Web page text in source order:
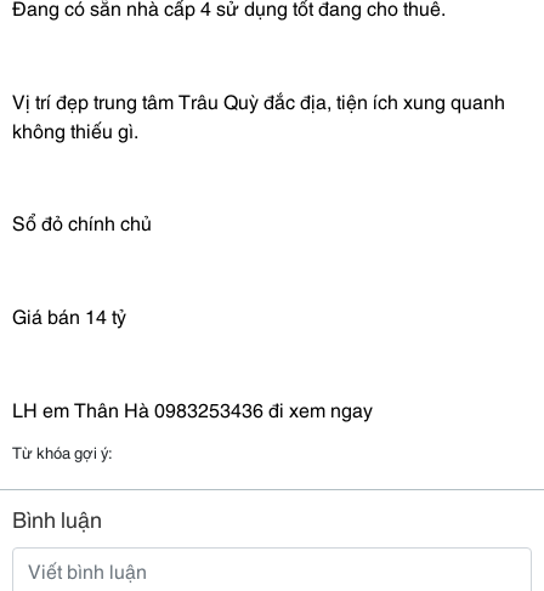
Đang có sẵn nhà cấp 4 sử dụng tốt đang cho thuê.
Vị trí đẹp trung tâm Trâu Quỳ đắc địa, tiện ích xung quanh
không thiếu gì.
Sổ đỏ chính chủ
Giá bán 14 tỷ
LH em Thân Hà 0983253436 đi xem ngay
Từ khóa gợi ý:
Bình luận